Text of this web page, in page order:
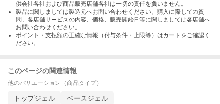
供会社各社および商品販売店舗各社は一切の責任を負いません。
製品に関しましては製造元へお問い合わせください。購入に際しての質
問、各店舗サービスの内容、価格、販売開始日等に関しましては各店舗へ
お問い合わせください。
ポイント・支払額の正確な情報（付与条件・上限等）はカートをご確認く
ださい。
このページの関連情報
他のバリエーション（商品タイプ）
トップジェル ベースジェル